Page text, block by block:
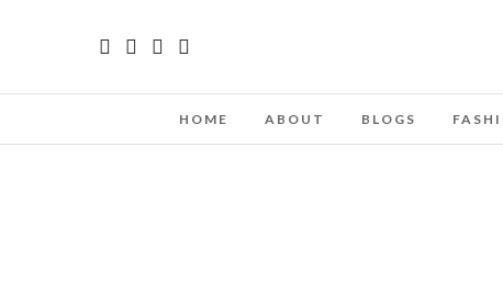
HOME ABOUT BLOGS